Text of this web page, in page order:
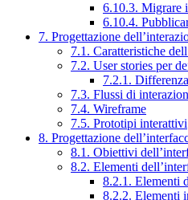
6.10.3. Migrare
6.10.4.
7. Progettazione
7.1. Caratteristiche
7.2. User stories per
7.2.1.
7.3. Flussi di
7.4. Wireframe
7.5. Prototipi interattivi
8. Progettazione
8.1. Obiettivi
8.2. Elementi
8.2.1. Elementi
8.2.2. Elementi